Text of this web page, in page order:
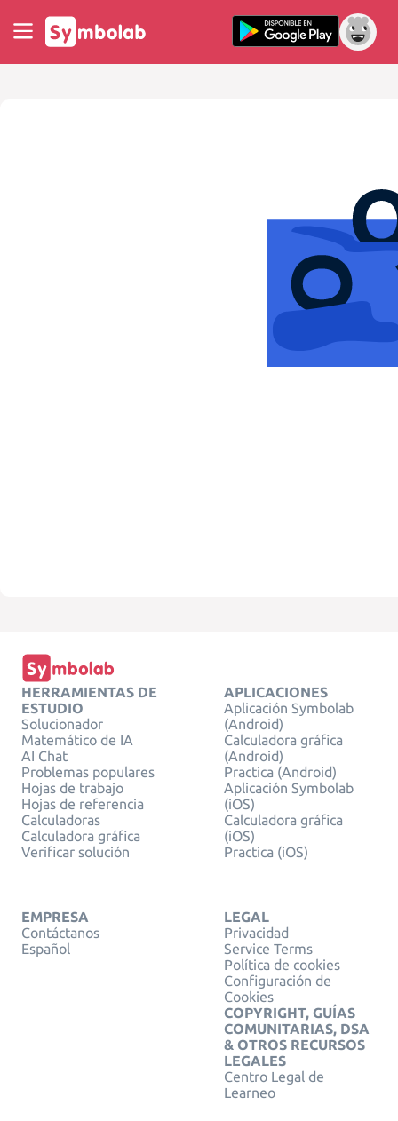
HERRAMIENTAS DE
ESTUDIO
Solucionador
Matemático de IA
AI Chat
Problemas populares
Hojas de trabajo
Hojas de referencia
Calculadoras
Calculadora gráfica
Verificar solución
APLICACIONES
Aplicación Symbolab
(Android)
Calculadora gráfica
(Android)
Practica (Android)
Aplicación Symbolab
(iOS)
Calculadora gráfica
(iOS)
Practica (iOS)
EMPRESA
Contáctanos
Español
LEGAL
Privacidad
Service Terms
Política de cookies
Configuración de
Cookies
COPYRIGHT, GUÍAS
COMUNITARIAS, DSA
& OTROS RECURSOS
LEGALES
Centro Legal de
Learneo